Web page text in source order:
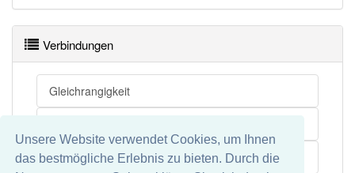
Unsere Website verwendet Cookies, um Ihnen
das bestmögliche Erlebnis zu bieten. Durch die
Verbindungen
Gleichrangigkeit
Völkerrecht